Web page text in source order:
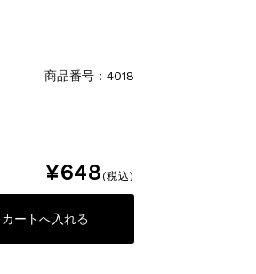
商品番号：4018
¥648 (税込)